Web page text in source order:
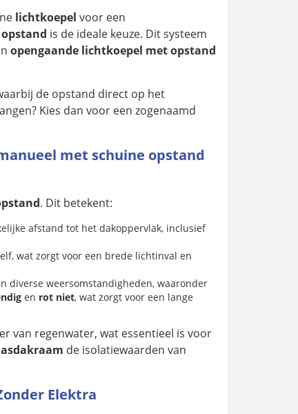
lichtkoepel voor een
is de ideale keuze. Dit systeem
opengaande lichtkoepel met opstand
de opstand direct op het
Kies dan voor een zogenaamd
met schuine opstand
. Dit betekent:
afstand tot het dakoppervlak, inclusief
wat zorgt voor een brede lichtinval en
diverse weersomstandigheden, waaronder
en rot niet, wat zorgt voor een lange
van regenwater, wat essentieel is voor
de isolatiewaarden van
Elektra